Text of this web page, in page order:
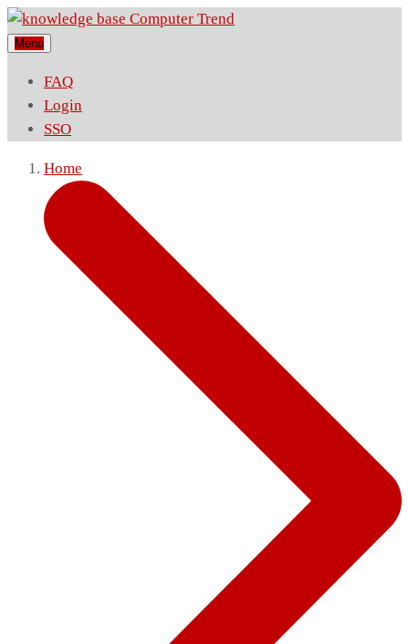
Menu
FAQ
Login
SSO
Home